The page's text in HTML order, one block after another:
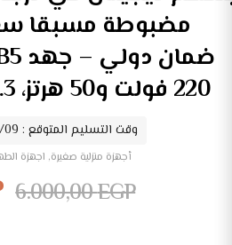
220 فولت و50 هرتز، 4.3 ليتر، 1500 واط
وقت التسليم المتوقع : 2026/08/09 - 2026/08/11
أجهزة منزلية صغيرة, اجهزة
6.000,00EGP